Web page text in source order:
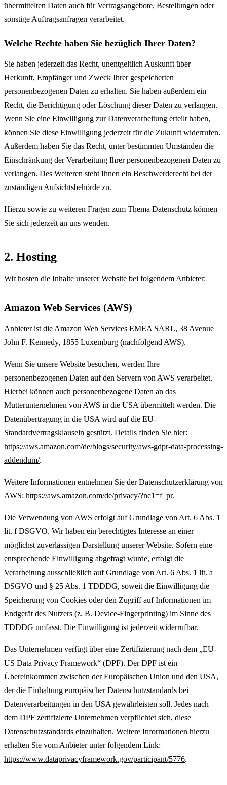
übermittelten Daten auch für Vertragsangebote, Bestellungen oder
sonstige Auftragsanfragen verarbeitet.
Welche Rechte haben Sie bezüglich Ihrer Daten?
Sie haben jederzeit das Recht, unentgeltlich Auskunft über
Herkunft, Empfänger und Zweck Ihrer gespeicherten
personenbezogenen Daten zu erhalten. Sie haben außerdem ein
Recht, die Berichtigung oder Löschung dieser Daten zu verlangen.
Wenn Sie eine Einwilligung zur Datenverarbeitung erteilt haben,
können Sie diese Einwilligung jederzeit für die Zukunft widerrufen.
Außerdem haben Sie das Recht, unter bestimmten Umständen die
Einschränkung der Verarbeitung Ihrer personenbezogenen Daten zu
verlangen. Des Weiteren steht Ihnen ein Beschwerderecht bei der
zuständigen Aufsichtsbehörde zu.
Hierzu sowie zu weiteren Fragen zum Thema Datenschutz können
Sie sich jederzeit an uns wenden.
2. Hosting
Wir hosten die Inhalte unserer Website bei folgendem Anbieter:
Amazon Web Services (AWS)
Anbieter ist die Amazon Web Services EMEA SARL, 38 Avenue
John F. Kennedy, 1855 Luxemburg (nachfolgend AWS).
Wenn Sie unsere Website besuchen, werden Ihre
personenbezogenen Daten auf den Servern von AWS verarbeitet.
Hierbei können auch personenbezogene Daten an das
Mutterunternehmen von AWS in die USA übermittelt werden. Die
Datenübertragung in die USA wird auf die EU-
Standardvertragsklauseln gestützt. Details finden Sie hier:
https://aws.amazon.com/de/blogs/security/aws-gdpr-data-processing-
addendum/.
Weitere Informationen entnehmen Sie der Datenschutzerklärung von
AWS: https://aws.amazon.com/de/privacy/?nc1=f_pr.
Die Verwendung von AWS erfolgt auf Grundlage von Art. 6 Abs. 1
lit. f DSGVO. Wir haben ein berechtigtes Interesse an einer
möglichst zuverlässigen Darstellung unserer Website. Sofern eine
entsprechende Einwilligung abgefragt wurde, erfolgt die
Verarbeitung ausschließlich auf Grundlage von Art. 6 Abs. 1 lit. a
DSGVO und § 25 Abs. 1 TDDDG, soweit die Einwilligung die
Speicherung von Cookies oder den Zugriff auf Informationen im
Endgerät des Nutzers (z. B. Device-Fingerprinting) im Sinne des
TDDDG umfasst. Die Einwilligung ist jederzeit widerrufbar.
Das Unternehmen verfügt über eine Zertifizierung nach dem „EU-
US Data Privacy Framework“ (DPF). Der DPF ist ein
Übereinkommen zwischen der Europäischen Union und den USA,
der die Einhaltung europäischer Datenschutzstandards bei
Datenverarbeitungen in den USA gewährleisten soll. Jedes nach
dem DPF zertifizierte Unternehmen verpflichtet sich, diese
Datenschutzstandards einzuhalten. Weitere Informationen hierzu
erhalten Sie vom Anbieter unter folgendem Link:
https://www.dataprivacyframework.gov/participant/5776.